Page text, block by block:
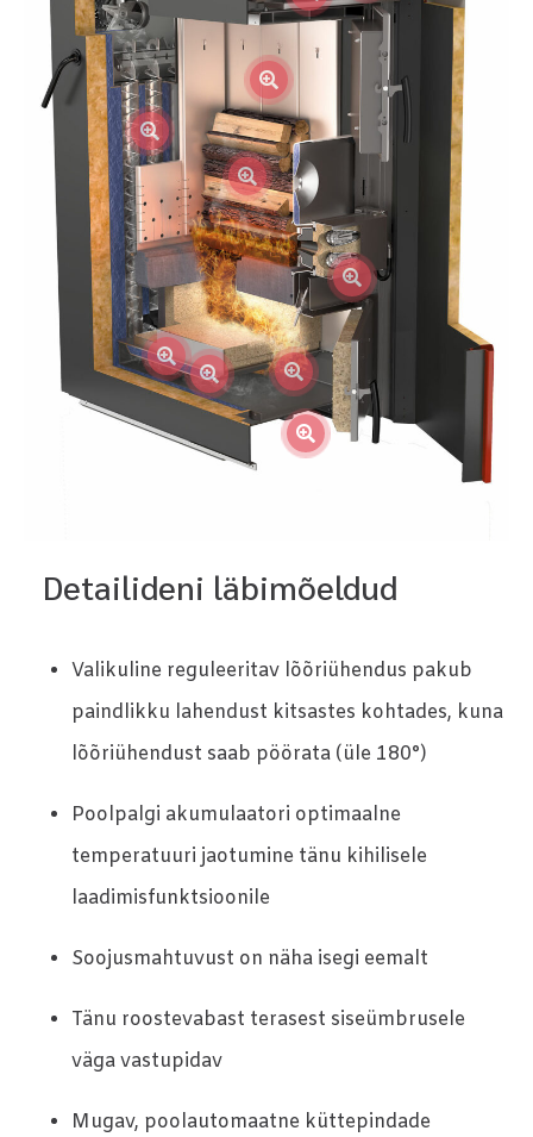
Detailideni läbimõeldud
Valikuline reguleeritav lõõriühendus pakub
paindlikku lahendust kitsastes kohtades, kuna
lõõriühendust saab pöörata (üle 180°)
Poolpalgi akumulaatori optimaalne
temperatuuri jaotumine tänu kihilisele
laadimisfunktsioonile
Soojusmahtuvust on näha isegi eemalt
Tänu roostevabast terasest siseümbrusele
väga vastupidav
Mugav, poolautomaatne küttepindade